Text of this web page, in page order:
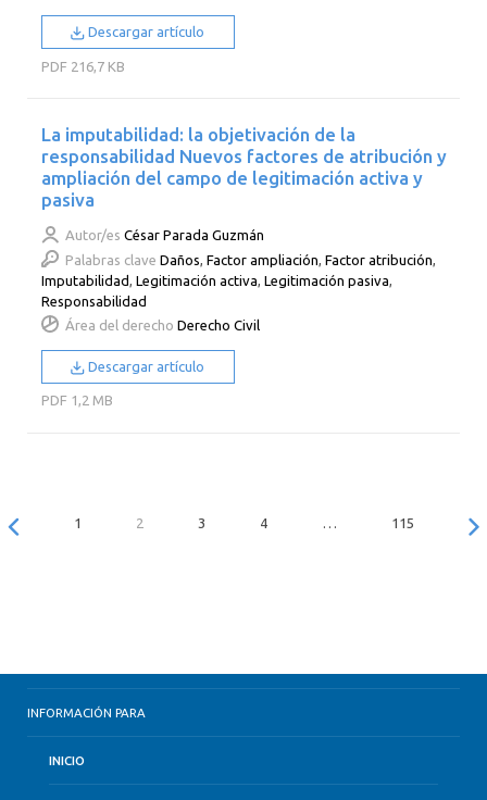
Descargar artículo
PDF 216,7 KB
La imputabilidad: la objetivación de la
responsabilidad Nuevos factores de atribución y
ampliación del campo de legitimación activa y
pasiva
Autor/es César Parada Guzmán
Palabras clave Daños ,Factor ampliación ,Factor atribución
Imputabilidad ,Legitimación activa ,Legitimación pasiva
Responsabilidad
Área del derecho Derecho Civil
Descargar artículo
PDF 1,2 MB
1 2 3 4 … 115
INFORMACIÓN PARA
INICIO